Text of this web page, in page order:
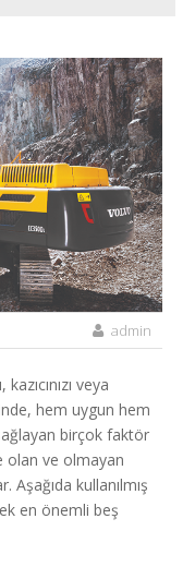
admin
hem uygun hem
birçok faktör
olan ve olmayan
Aşağıda kullanılmış
en önemli beş